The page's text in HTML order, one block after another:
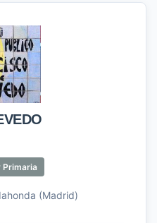
Primaria
(Madrid)